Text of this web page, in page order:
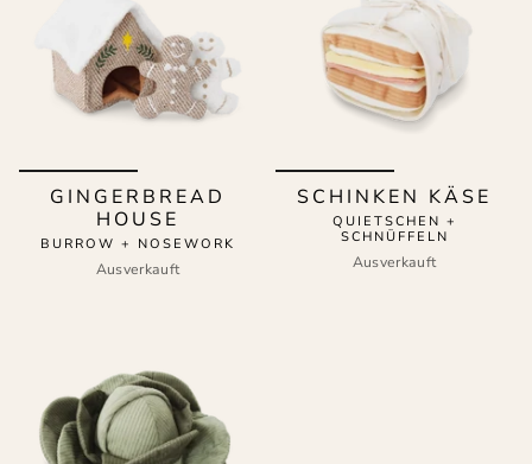
GINGERBREAD
HOUSE
BURROW + NOSEWORK
Ausverkauft
SCHINKEN KÄSE
QUIETSCHEN +
SCHNÜFFELN
Ausverkauft